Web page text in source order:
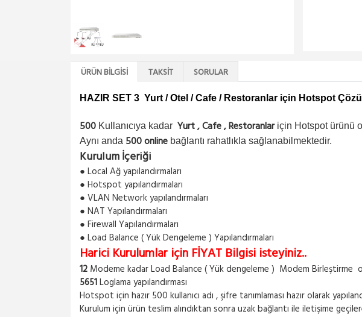
ÜRÜN BILGISI TAKSIT SORULAR
HAZIR SET 3 Yurt / Otel / Cafe / Restoranlar için Hotspot
500 Kullanıcıya kadar Yurt , Cafe , Restoranlariçin Hotspot ürünü
Aynı anda 500 online bağlantı rahatlıkla sağlanabilmektedir.
Kurulum İçeriği
● Local Ağ yapılandırmaları
● Hotspot yapılandırmaları
● VLAN Network yapılandırmaları
● NAT Yapılandırmaları
● Firewall Yapılandırmaları
● Load Balance ( Yük Dengeleme ) Yapılandırmaları
Harici Kurulumlar için FİYAT Bilgisi isteyiniz..
12 Modeme kadar Load Balance ( Yük dengeleme ) Modem Birleştirme
5651Loglama yapılandırması
Hotspot için hazır 500 kullanıcı adı , şifre tanımlaması hazır olarak
Kurulum için ürün teslim alındıktan sonra uzak bağlantı ile iletişime